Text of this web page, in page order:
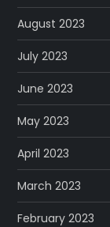
August 2023
July 2023
June 2023
May 2023
April 2023
March 2023
February 2023